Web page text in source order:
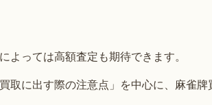
っては高額査定も期待できます。
取に出す際の注意点」を中心に、麻雀